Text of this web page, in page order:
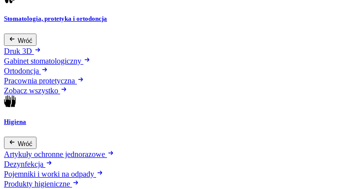
Stomatologia, protetyka i ortodoncja
Wróć
Druk 3D
Gabinet stomatologiczny
Ortodoncja
Pracownia protetyczna
Zobacz wszystko
Higiena
Wróć
Artykuły ochronne jednorazowe
Dezynfekcja
Pojemniki i worki na odpady
Produkty higieniczne